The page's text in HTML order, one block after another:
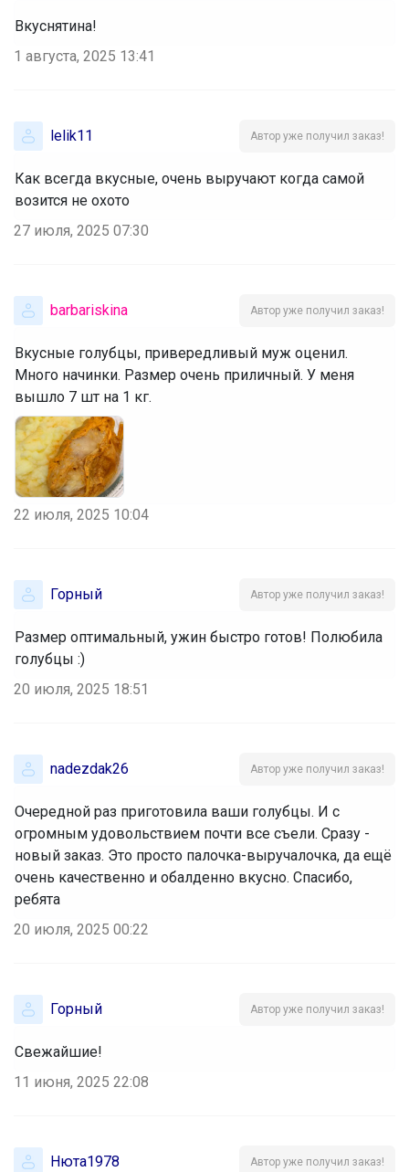
Вкуснятина!
1 августа, 2025 13:41
lelik11 Автор уже получил заказ!
Как всегда вкусные, очень выручают когда самой
возится не охото
27 июля, 2025 07:30
barbariskina Автор уже получил заказ!
Вкусные голубцы, привередливый муж оценил.
Много начинки. Размер очень приличный. У меня
вышло 7 шт на 1 кг.
22 июля, 2025 10:04
Горный Автор уже получил заказ!
Размер оптимальный, ужин быстро готов! Полюбила
голубцы :)
20 июля, 2025 18:51
nadezdak26 Автор уже получил заказ!
Очередной раз приготовила ваши голубцы. И с
огромным удовольствием почти все съели. Сразу -
новый заказ. Это просто палочка-выручалочка, да ещё
очень качественно и обалденно вкусно. Спасибо,
ребята
20 июля, 2025 00:22
Горный Автор уже получил заказ!
Свежайшие!
11 июня, 2025 22:08
Нюта1978 Автор уже получил заказ!